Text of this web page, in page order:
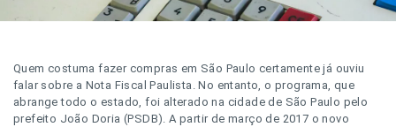
Quem costuma fazer compras em São Paulo certamente já ouviu
falar sobre a Nota Fiscal Paulista. No entanto, o programa, que
abrange todo o estado, foi alterado na cidade de São Paulo pelo
prefeito João Doria (PSDB). A partir de março de 2017 o novo